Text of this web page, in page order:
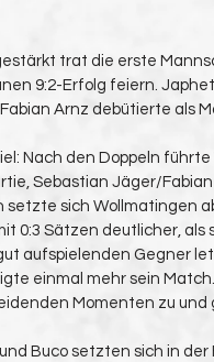
trat die erste
9:2-Erfolg feiern.
Fabian Arnz debütierte als
Nach den Doppeln
Sebastian Jäger/
setzte sich Wollmatingen
0:3 Sätzen deutlicher, als
aufspielenden Gegner
einmal mehr sein
Momenten zu und
Buco setzten sich in der